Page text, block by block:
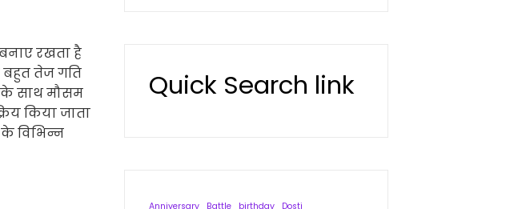
बनाए रखता है
तेज गति
साथ मौसम
किया जाता
के विभिन्न
Quick Search link
Anniversary Battle birthday Dosti